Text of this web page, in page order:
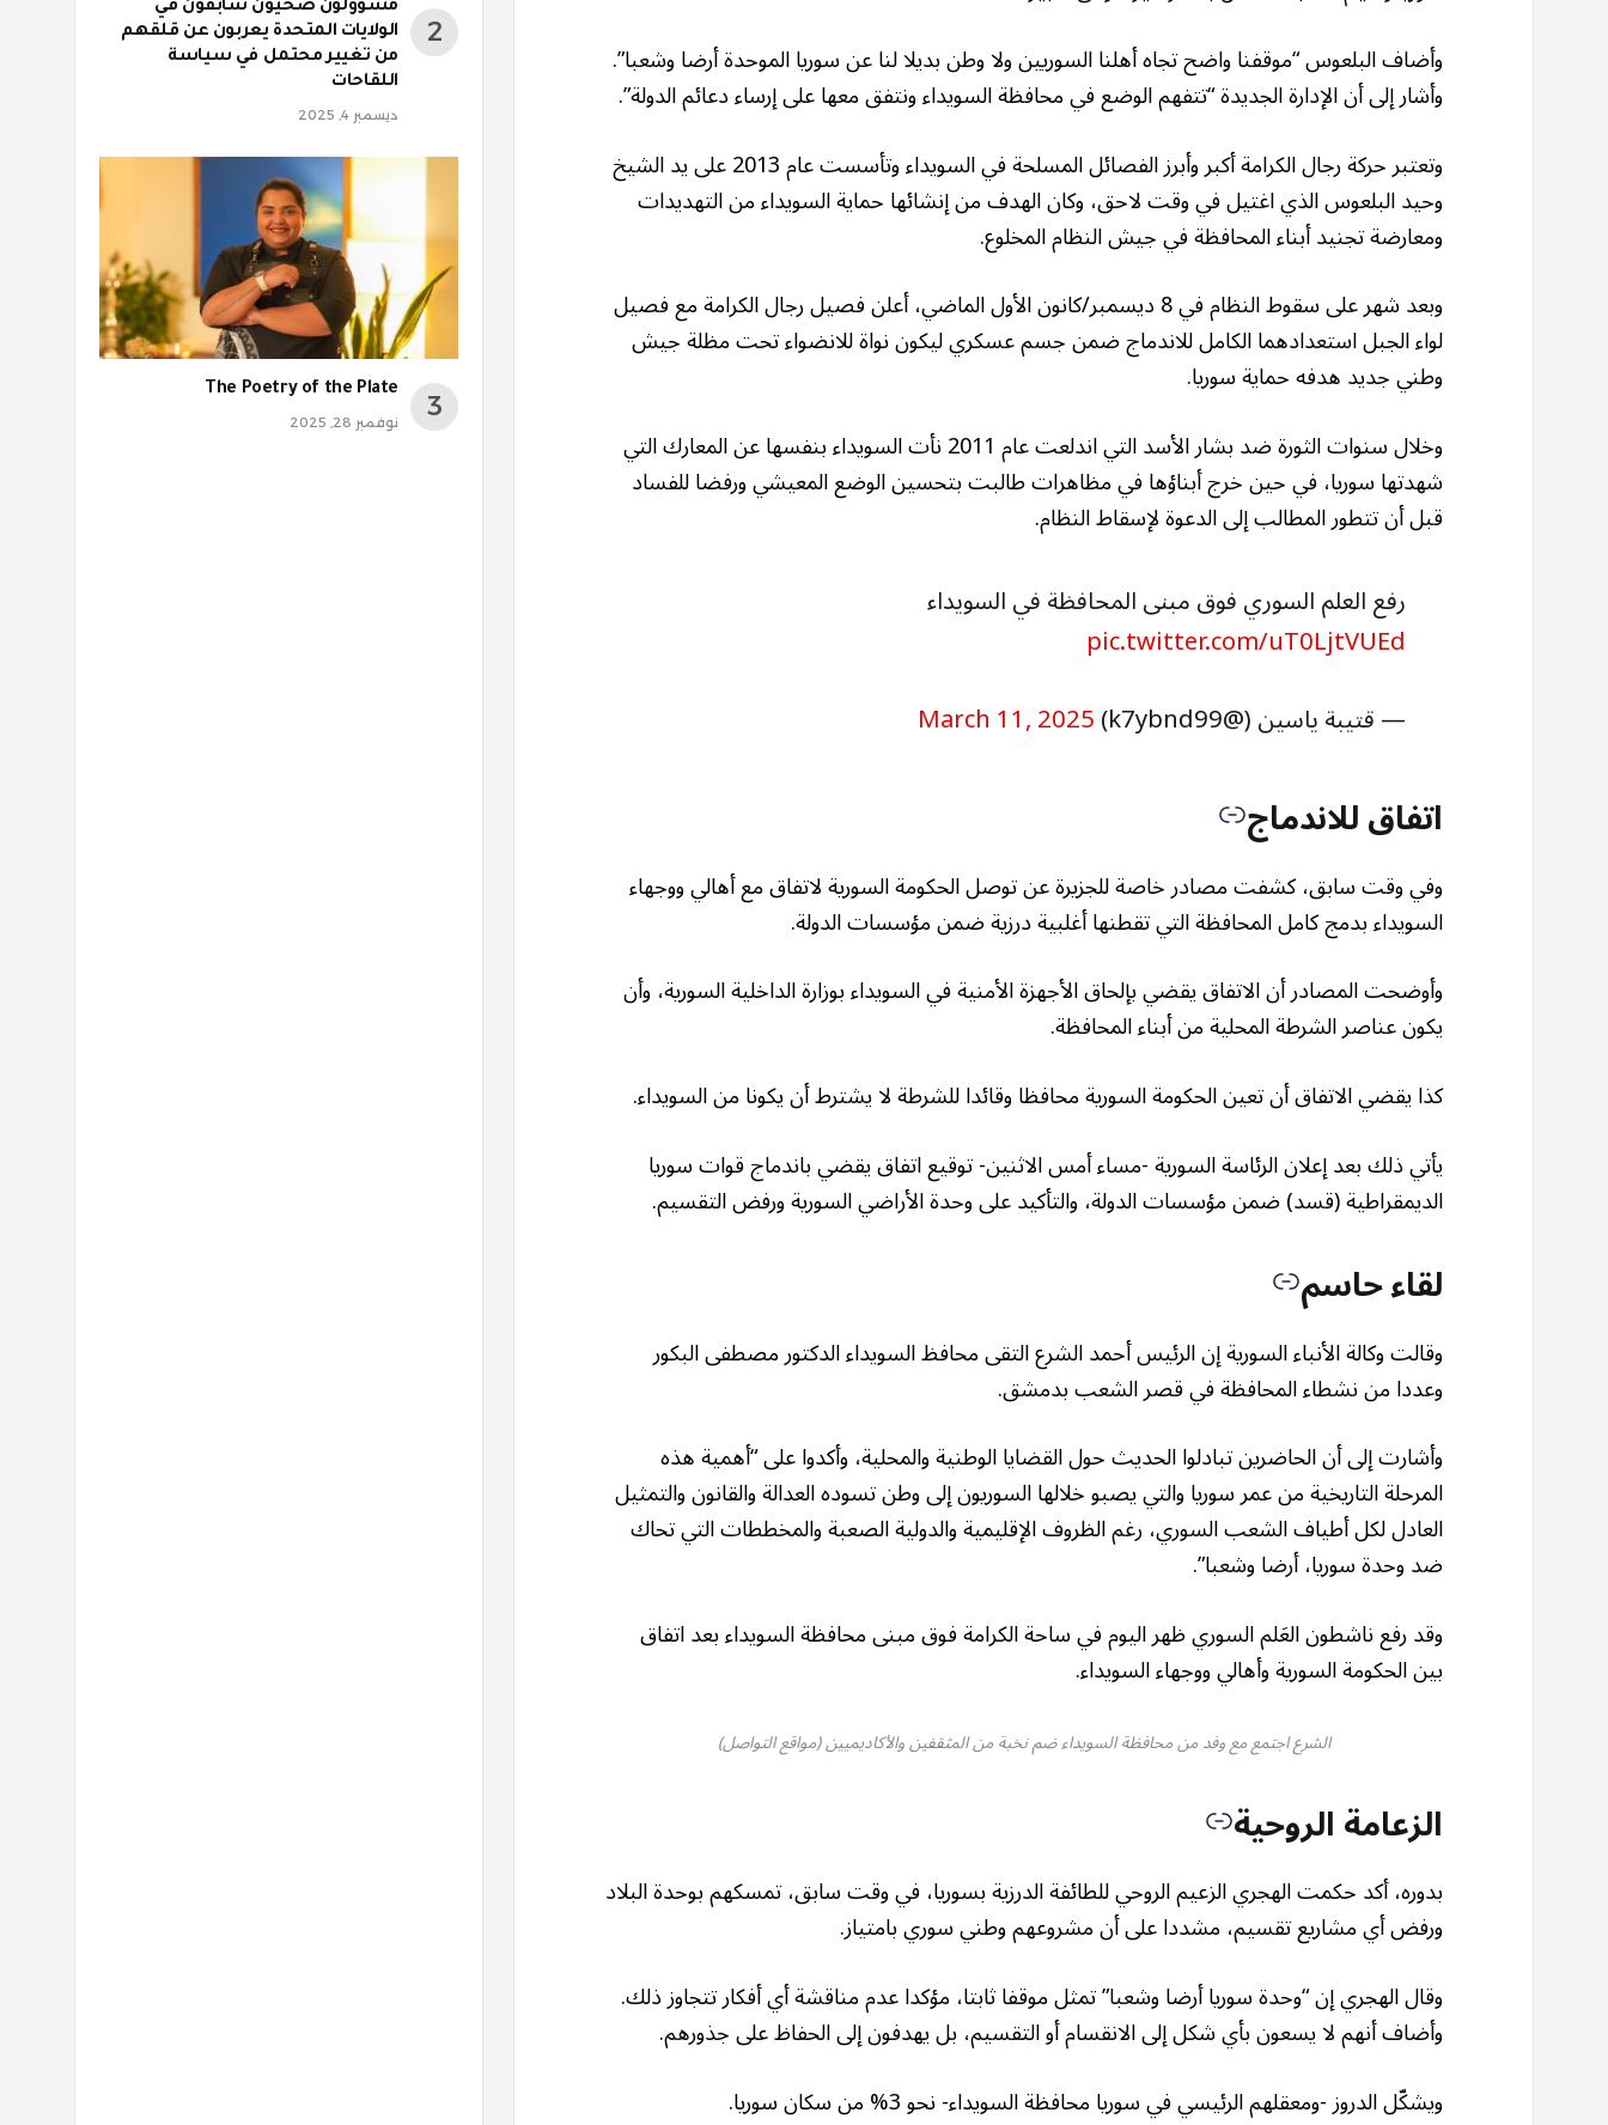
وأضاف البلعوس “موقفنا واضح تجاه أهلنا السوريين ولا وطن بديلا لنا عن سوريا الموحدة أرضا وشعبا”.
وأشار إلى أن الإدارة الجديدة “تتفهم الوضع في محافظة السويداء ونتفق معها على إرساء دعائم الدولة”.
وتعتبر حركة رجال الكرامة أكبر وأبرز الفصائل المسلحة في السويداء وتأسست عام 2013 على يد الشيخ
وحيد البلعوس الذي اغتيل في وقت لاحق، وكان الهدف من إنشائها حماية السويداء من التهديدات
ومعارضة تجنيد أبناء المحافظة في جيش النظام المخلوع.
وبعد شهر على سقوط النظام في 8 ديسمبر/كانون الأول الماضي، أعلن فصيل رجال الكرامة مع فصيل
لواء الجبل استعدادهما الكامل للاندماج ضمن جسم عسكري ليكون نواة للانضواء تحت مظلة جيش
وطني جديد هدفه حماية سوريا.
وخلال سنوات الثورة ضد بشار الأسد التي اندلعت عام 2011 نأت السويداء بنفسها عن المعارك التي
شهدتها سوريا، في حين خرج أبناؤها في مظاهرات طالبت بتحسين الوضع المعيشي ورفضا للفساد
قبل أن تتطور المطالب إلى الدعوة لإسقاط النظام.
رفع العلم السوري فوق مبنى المحافظة في السويداء
pic.twitter.com/uT0LjtVUEd
— قتيبة ياسين (@k7ybnd99)
March 11, 2025
اتفاق للاندماج
وفي وقت سابق، كشفت مصادر خاصة للجزيرة عن توصل الحكومة السورية لاتفاق مع أهالي ووجهاء
السويداء بدمج كامل المحافظة التي تقطنها أغلبية درزية ضمن مؤسسات الدولة.
وأوضحت المصادر أن الاتفاق يقضي بإلحاق الأجهزة الأمنية في السويداء بوزارة الداخلية السورية، وأن
يكون عناصر الشرطة المحلية من أبناء المحافظة.
كذا يقضي الاتفاق أن تعين الحكومة السورية محافظا وقائدا للشرطة لا يشترط أن يكونا من السويداء.
يأتي ذلك بعد إعلان الرئاسة السورية -مساء أمس الاثنين- توقيع اتفاق يقضي باندماج قوات سوريا
الديمقراطية (قسد) ضمن مؤسسات الدولة، والتأكيد على وحدة الأراضي السورية ورفض التقسيم.
لقاء حاسم
وقالت وكالة الأنباء السورية إن الرئيس أحمد الشرع التقى محافظ السويداء الدكتور مصطفى البكور
وعددا من نشطاء المحافظة في قصر الشعب بدمشق.
وأشارت إلى أن الحاضرين تبادلوا الحديث حول القضايا الوطنية والمحلية، وأكدوا على “أهمية هذه
المرحلة التاريخية من عمر سوريا والتي يصبو خلالها السوريون إلى وطن تسوده العدالة والقانون والتمثيل
العادل لكل أطياف الشعب السوري، رغم الظروف الإقليمية والدولية الصعبة والمخططات التي تحاك
ضد وحدة سوريا، أرضا وشعبا”.
وقد رفع ناشطون العَلم السوري ظهر اليوم في ساحة الكرامة فوق مبنى محافظة السويداء بعد اتفاق
بين الحكومة السورية وأهالي ووجهاء السويداء.
الشرع اجتمع مع وفد من محافظة السويداء ضم نخبة من المثقفين والأكاديميين (مواقع التواصل)
الزعامة الروحية
بدوره، أكد حكمت الهجري الزعيم الروحي للطائفة الدرزية بسوريا، في وقت سابق، تمسكهم بوحدة البلاد
ورفض أي مشاريع تقسيم، مشددا على أن مشروعهم وطني سوري بامتياز.
وقال الهجري إن “وحدة سوريا أرضا وشعبا” تمثل موقفا ثابتا، مؤكدا عدم مناقشة أي أفكار تتجاوز ذلك.
وأضاف أنهم لا يسعون بأي شكل إلى الانقسام أو التقسيم، بل يهدفون إلى الحفاظ على جذورهم.
ويشكّل الدروز -ومعقلهم الرئيسي في سوريا محافظة السويداء- نحو 3% من سكان سوريا.
مسؤولون صحيون سابقون في
الولايات المتحدة يعربون عن قلقهم
من تغيير محتمل في سياسة
اللقاحات
ديسمبر 4, 2025
The Poetry of the Plate
نوفمبر 28, 2025